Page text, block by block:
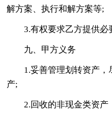
解方案、执行和解方案等;
3.有权要求乙方提供必
九、甲方义务
1.妥善管理划转资产
产;
2.回收的非现金类资